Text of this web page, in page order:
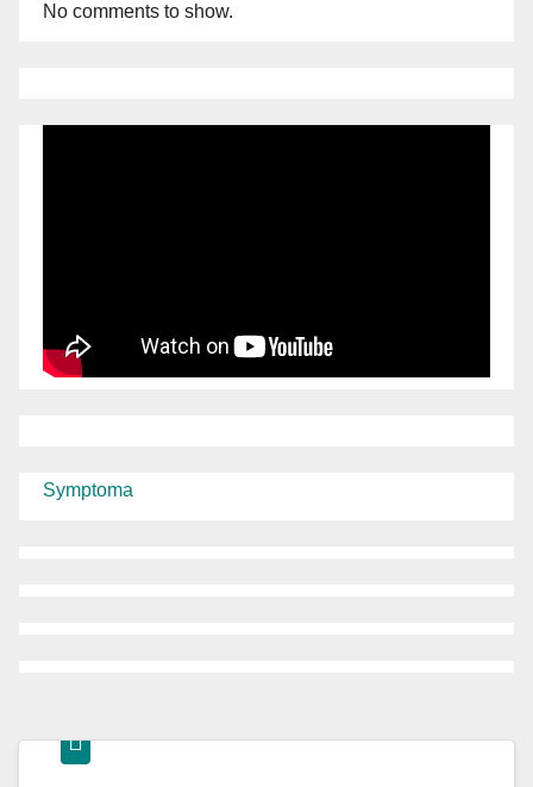
No comments to show.
Symptoma